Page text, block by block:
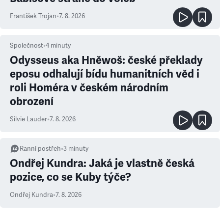
František Trojan•7. 8. 2026
Společnost•4 minuty
Odysseus aka Hněwoš: české překlady
eposu odhalují bídu humanitních věd i
roli Homéra v českém národním
obrození
Silvie Lauder•7. 8. 2026
Ranní postřeh•3 minuty
Ondřej Kundra: Jaká je vlastně česká
pozice, co se Kuby týče?
Ondřej Kundra•7. 8. 2026